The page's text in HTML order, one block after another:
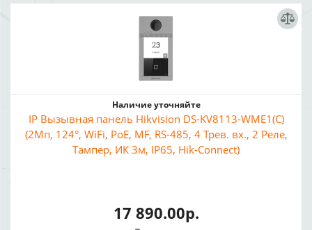
Наличие уточняйте
IP Вызывная панель Hikvision DS-KV8113-WME1(C)
(2Мп, 124°, WiFi, PoE, MF, RS-485, 4 Трев. вх., 2 Реле,
Тампер, ИК 3м, IP65, Hik-Connect)
17 890.00р.